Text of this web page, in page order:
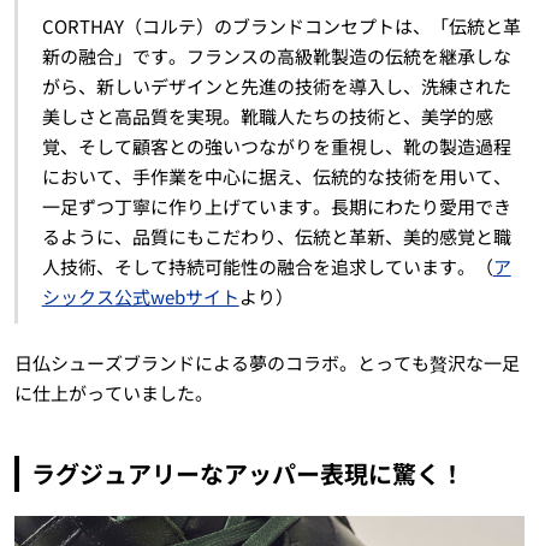
CORTHAY（コルテ）のブランドコンセプトは、「伝統と革
新の融合」です。フランスの高級靴製造の伝統を継承しな
がら、新しいデザインと先進の技術を導入し、洗練された
美しさと高品質を実現。靴職人たちの技術と、美学的感
覚、そして顧客との強いつながりを重視し、靴の製造過程
において、手作業を中心に据え、伝統的な技術を用いて、
一足ずつ丁寧に作り上げています。長期にわたり愛用でき
るように、品質にもこだわり、伝統と革新、美的感覚と職
人技術、そして持続可能性の融合を追求しています。（ア
シックス公式webサイトより）
日仏シューズブランドによる夢のコラボ。とっても贅沢な一足
に仕上がっていました。
ラグジュアリーなアッパー表現に驚く！